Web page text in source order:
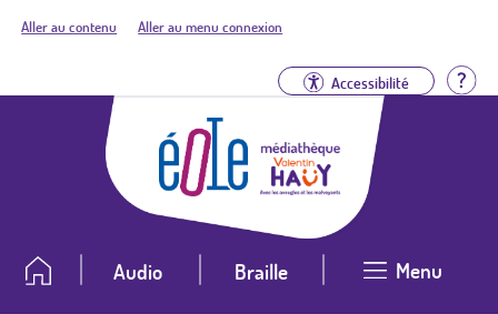
Aller au contenu Aller au menu connexion
Accessibilité
Audio Braille Menu